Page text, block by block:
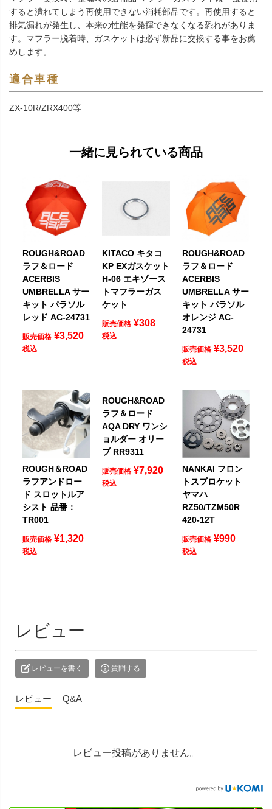
すると潰れてしまう再使用できない消耗部品です。再使用すると
排気漏れが発生し、本来の性能を発揮できなくなる恐れがありま
す。マフラー脱着時、ガスケットは必ず新品に交換する事をお薦
めします。
適合車種
ZX-10R/ZRX400等
一緒に見られている商品
ROUGH&ROAD
ラフ＆ロード
ACERBIS
UMBRELLA サー
キット パラソル
レッド AC-24731
販売価格 ¥3,520
税込
KITACO キタコ
KP EXガスケット
H-06 エキゾース
トマフラーガス
ケット
販売価格 ¥308
税込
ROUGH&ROAD
ラフ＆ロード
ACERBIS
UMBRELLA サー
キット パラソル
オレンジ AC-
24731
販売価格 ¥3,520
税込
ROUGH＆ROAD
ラフアンドロー
ド スロットルア
シスト 品番：
TR001
販売価格 ¥1,320
税込
ROUGH&ROAD
ラフ＆ロード
AQA DRY ワンシ
ョルダー オリー
ブ RR9311
販売価格 ¥7,920
税込
NANKAI フロン
トスプロケット
ヤマハ
RZ50/TZM50R
420-12T
販売価格 ¥990
税込
レビュー
レビューを書く 質問する
レビュー Q&A
レビュー投稿がありません。